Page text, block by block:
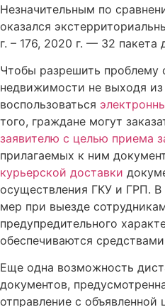
Незначительным по
оказался
г. – 176, 2020 г. — 32 пакета
Чтобы разрешить проблему
недвижимости не выходя
воспользоваться
того, граждане могут
заявителю с целью приема
прилагаемых к ним
курьерской доставки
осуществления ГКУ и ГРП. В
мер при выезде
предупредительного
обеспечиваются
Еще одна возможность
документов,
отправление с объявленной